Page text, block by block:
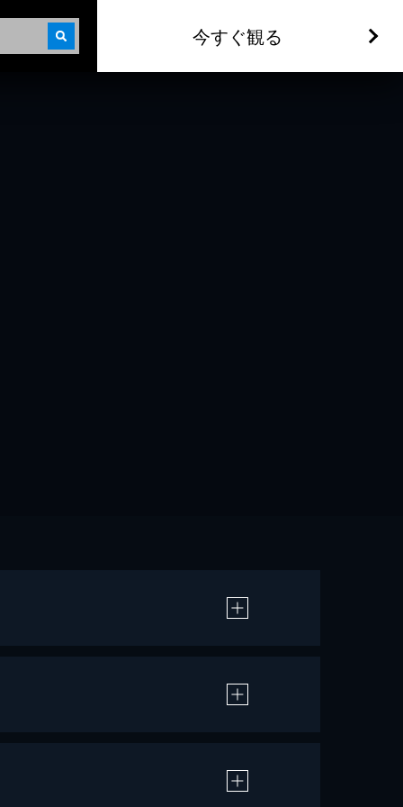
今すぐ観る